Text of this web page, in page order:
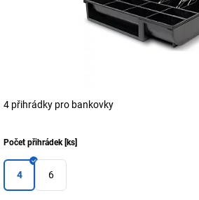
4 přihrádky pro bankovky
Počet přihrádek[ks]
4 6